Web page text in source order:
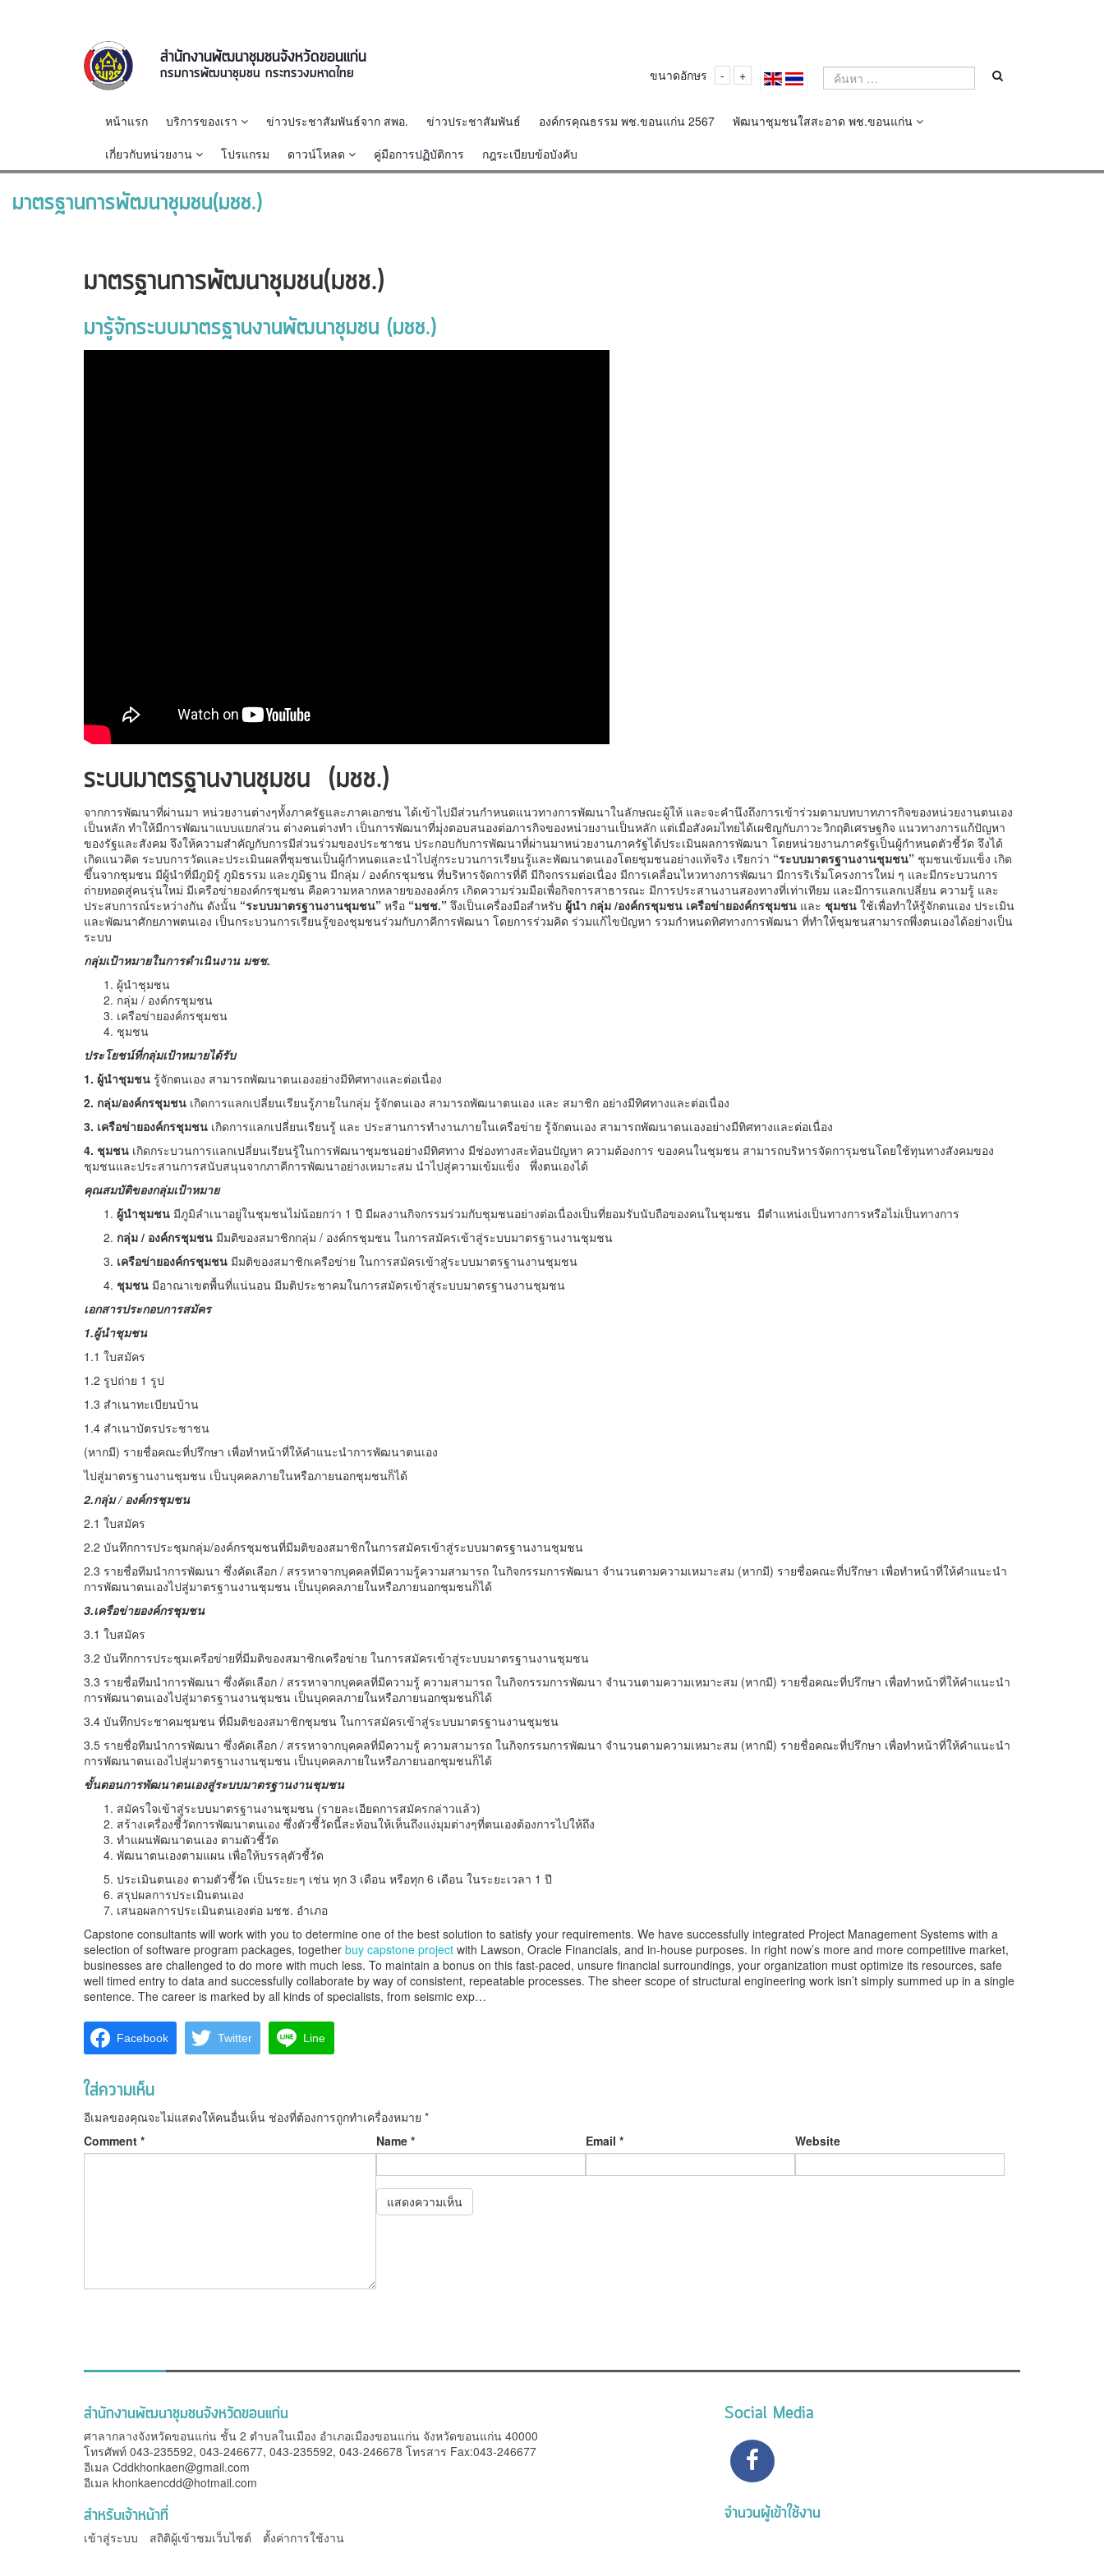
สำนักงานพัฒนาชุมชนจังหวัดขอนแก่น
กรมการพัฒนาชุมชน กระทรวงมหาดไทย ขนาดอักษร - +
หน้าแรก บริการของเรา ข่าวประชาสัมพันธ์จาก สพอ. ข่าวประชาสัมพันธ์ องค์กรคุณธรรม พช.ขอนแก่น 2567
พัฒนาชุมชนใสสะอาด พช.ขอนแก่น
เกี่ยวกับหน่วยงาน
โปรแกรม ดาวน์โหลด คู่มือการปฏิบัติการ กฎระเบียบข้อบังคับ
มาตรฐานการพัฒนาชุมชน(มชช.)
มาตรฐานการพัฒนาชุมชน(มชช.)
มารู้จักระบบมาตรฐานงานพัฒนาชุมชน (มชช.)
ระบบมาตรฐานงานชุมชน (มชช.)
จากการพัฒนาที่ผ่านมา หน่วยงานต่างๆทั้งภาครัฐและภาคเอกชน ได้เข้าไปมีส่วนกำหนดแนวทางการพัฒนาในลักษณะผู้ให้ และจะคำนึงถึงการเข้าร่วมตามบทบาทภารกิจของหน่วยงานตนเอง
เป็นหลัก ทำให้มีการพัฒนาแบบแยกส่วน ต่างคนต่างทำ เป็นการพัฒนาที่มุ่งตอบสนองต่อภารกิจของหน่วยงานเป็นหลัก แต่เมื่อสังคมไทยได้เผชิญกับภาวะวิกฤติเศรษฐกิจ แนวทางการแก้ปัญหา
ของรัฐและสังคม จึงให้ความสำคัญกับการมีส่วนร่วมของประชาชน ประกอบกับการพัฒนาที่ผ่านมาหน่วยงานภาครัฐได้ประเมินผลการพัฒนา โดยหน่วยงานภาครัฐเป็นผู้กำหนดตัวชี้วัด จึงได้
เกิดแนวคิด ระบบการวัดและประเมินผลที่ชุมชนเป็นผู้กำหนดและนำไปสู่กระบวนการเรียนรู้และพัฒนาตนเองโดยชุมชนอย่างแท้จริง เรียกว่า “ระบบมาตรฐานงานชุมชน” ชุมชนเข้มแข็ง เกิด
ขึ้นจากชุมชน มีผู้นำที่มีภูมิรู้ ภูมิธรรม และภูมิฐาน มีกลุ่ม / องค์กรชุมชน ที่บริหารจัดการที่ดี มีกิจกรรมต่อเนื่อง มีการเคลื่อนไหวทางการพัฒนา มีการริเริ่มโครงการใหม่ ๆ และมีกระบวนการ
ถ่ายทอดสู่คนรุ่นใหม่ มีเครือข่ายองค์กรชุมชน คือความหลากหลายขององค์กร เกิดความร่วมมือเพื่อกิจการสาธารณะ มีการประสานงานสองทางที่เท่าเทียม และมีการแลกเปลี่ยน ความรู้ และ
ประสบการณ์ระหว่างกัน ดังนั้น “ระบบมาตรฐานงานชุมชน” หรือ “มชช.” จึงเป็นเครื่องมือสำหรับ ผู้นำ กลุ่ม /องค์กรชุมชน เครือข่ายองค์กรชุมชน และ ชุมชน ใช้เพื่อทำให้รู้จักตนเอง ประเมิน
และพัฒนาศักยภาพตนเอง เป็นกระบวนการเรียนรู้ของชุมชนร่วมกับภาคีการพัฒนา โดยการร่วมคิด ร่วมแก้ไขปัญหา รวมกำหนดทิศทางการพัฒนา ที่ทำให้ชุมชนสามารถพึ่งตนเองได้อย่างเป็น
ระบบ
กลุ่มเป้าหมายในการดำเนินงาน มชช.
ผู้นำชุมชน
กลุ่ม / องค์กรชุมชน
เครือข่ายองค์กรชุมชน
ชุมชน
ประโยชน์ที่กลุ่มเป้าหมายได้รับ
1. ผู้นำชุมชน รู้จักตนเอง สามารถพัฒนาตนเองอย่างมีทิศทางและต่อเนื่อง
2. กลุ่ม/องค์กรชุมชน เกิดการแลกเปลี่ยนเรียนรู้ภายในกลุ่ม รู้จักตนเอง สามารถพัฒนาตนเอง และ สมาชิก อย่างมีทิศทางและต่อเนื่อง
3. เครือข่ายองค์กรชุมชน เกิดการแลกเปลี่ยนเรียนรู้ และ ประสานการทำงานภายในเครือข่าย รู้จักตนเอง สามารถพัฒนาตนเองอย่างมีทิศทางและต่อเนื่อง
4. ชุมชน เกิดกระบวนการแลกเปลี่ยนเรียนรู้ในการพัฒนาชุมชนอย่างมีทิศทาง มีช่องทางสะท้อนปัญหา ความต้องการ ของคนในชุมชน สามารถบริหารจัดการุมชนโดยใช้ทุนทางสังคมของ
ชุมชนและประสานการสนับสนุนจากภาคีการพัฒนาอย่างเหมาะสม นำไปสู่ความเข้มแข็ง พึ่งตนเองได้
คุณสมบัติของกลุ่มเป้าหมาย
ผู้นำชุมชน มีภูมิลำเนาอยู่ในชุมชนไม่น้อยกว่า 1 ปี มีผลงานกิจกรรมร่วมกับชุมชนอย่างต่อเนื่องเป็นที่ยอมรับนับถือของคนในชุมชน มีตำแหน่งเป็นทางการหรือไม่เป็นทางการ
กลุ่ม / องค์กรชุมชน มีมติของสมาชิกกลุ่ม / องค์กรชุมชน ในการสมัครเข้าสู่ระบบมาตรฐานงานชุมชน
เครือข่ายองค์กรชุมชน มีมติของสมาชิกเครือข่าย ในการสมัครเข้าสู่ระบบมาตรฐานงานชุมชน
ชุมชน มีอาณาเขตพื้นที่แน่นอน มีมติประชาคมในการสมัครเข้าสู่ระบบมาตรฐานงานชุมชน
เอกสารประกอบการสมัคร
1.ผู้นำชุมชน
1.1 ใบสมัคร
1.2 รูปถ่าย 1 รูป
1.3 สำเนาทะเบียนบ้าน
1.4 สำเนาบัตรประชาชน
(หากมี) รายชื่อคณะที่ปรึกษา เพื่อทำหน้าที่ให้คำแนะนำการพัฒนาตนเอง
ไปสู่มาตรฐานงานชุมชน เป็นบุคคลภายในหรือภายนอกชุมชนก็ได้
2.กลุ่ม/ องค์กรชุมชน
2.1 ใบสมัคร
2.2 บันทึกการประชุมกลุ่ม/องค์กรชุมชนที่มีมติของสมาชิกในการสมัครเข้าสู่ระบบมาตรฐานงานชุมชน
2.3 รายชื่อทีมนำการพัฒนา ซึ่งคัดเลือก / สรรหาจากบุคคลที่มีความรู้ความสามารถ ในกิจกรรมการพัฒนา จำนวนตามความเหมาะสม (หากมี) รายชื่อคณะที่ปรึกษา เพื่อทำหน้าที่ให้คำแนะนำ
การพัฒนาตนเองไปสู่มาตรฐานงานชุมชน เป็นบุคคลภายในหรือภายนอกชุมชนก็ได้
3.เครือข่ายองค์กรชุมชน
3.1 ใบสมัคร
3.2 บันทึกการประชุมเครือข่ายที่มีมติของสมาชิกเครือข่าย ในการสมัครเข้าสู่ระบบมาตรฐานงานชุมชน
3.3 รายชื่อทีมนำการพัฒนา ซึ่งคัดเลือก / สรรหาจากบุคคลที่มีความรู้ ความสามารถ ในกิจกรรมการพัฒนา จำนวนตามความเหมาะสม (หากมี) รายชื่อคณะที่ปรึกษา เพื่อทำหน้าที่ให้คำแนะนำ
การพัฒนาตนเองไปสู่มาตรฐานงานชุมชน เป็นบุคคลภายในหรือภายนอกชุมชนก็ได้
3.4 บันทึกประชาคมชุมชน ที่มีมติของสมาชิกชุมชน ในการสมัครเข้าสู่ระบบมาตรฐานงานชุมชน
3.5 รายชื่อทีมนำการพัฒนา ซึ่งคัดเลือก / สรรหาจากบุคคลที่มีความรู้ ความสามารถ ในกิจกรรมการพัฒนา จำนวนตามความเหมาะสม (หากมี) รายชื่อคณะที่ปรึกษา เพื่อทำหน้าที่ให้คำแนะนำ
การพัฒนาตนเองไปสู่มาตรฐานงานชุมชน เป็นบุคคลภายในหรือภายนอกชุมชนก็ได้
ขั้นตอนการพัฒนาตนเองสู่ระบบมาตรฐานงานชุมชน
สมัครใจเข้าสู่ระบบมาตรฐานงานชุมชน (รายละเอียดการสมัครกล่าวแล้ว)
สร้างเครื่องชี้วัดการพัฒนาตนเอง ซึ่งตัวชี้วัดนี้สะท้อนให้เห็นถึงแง่มุมต่างๆที่ตนเองต้องการไปให้ถึง
ทำแผนพัฒนาตนเอง ตามตัวชี้วัด
พัฒนาตนเองตามแผน เพื่อให้บรรลุตัวชี้วัด
ประเมินตนเอง ตามตัวชี้วัด เป็นระยะๆ เช่น ทุก 3 เดือน หรือทุก 6 เดือน ในระยะเวลา 1 ปี
สรุปผลการประเมินตนเอง
เสนอผลการประเมินตนเองต่อ มชช. อำเภอ
Capstone consultants will work with you to determine one of the best solution to satisfy your requirements. We have successfully integrated Project Management Systems with a
selection of software program packages, together buy capstone project with Lawson, Oracle Financials, and in-house purposes. In right now’s more and more competitive market,
businesses are challenged to do more with much less. To maintain a bonus on this fast-paced, unsure financial surroundings, your organization must optimize its resources, safe
well timed entry to data and successfully collaborate by way of consistent, repeatable processes. The sheer scope of structural engineering work isn’t simply summed up in a single
sentence. The career is marked by all kinds of specialists, from seismic exp…
Facebook Twitter Line
ใส่ความเห็น
อีเมลของคุณจะไม่แสดงให้คนอื่นเห็น ช่องที่ต้องการถูกทำเครื่องหมาย *
Comment * Name * Email * Website
สำนักงานพัฒนาชุมชนจังหวัดขอนแก่น
ศาลากลางจังหวัดขอนแก่น ชั้น 2 ตำบลในเมือง อำเภอเมืองขอนแก่น จังหวัดขอนแก่น 40000
โทรศัพท์ 043-235592, 043-246677, 043-235592, 043-246678 โทรสาร Fax:043-246677
อีเมล Cddkhonkaen@gmail.com
อีเมล khonkaencdd@hotmail.com
สำหรับเจ้าหน้าที่
เข้าสู่ระบบ สถิติผู้เข้าชมเว็บไซต์ ตั้งค่าการใช้งาน
Social Media
จำนวนผู้เข้าใช้งาน